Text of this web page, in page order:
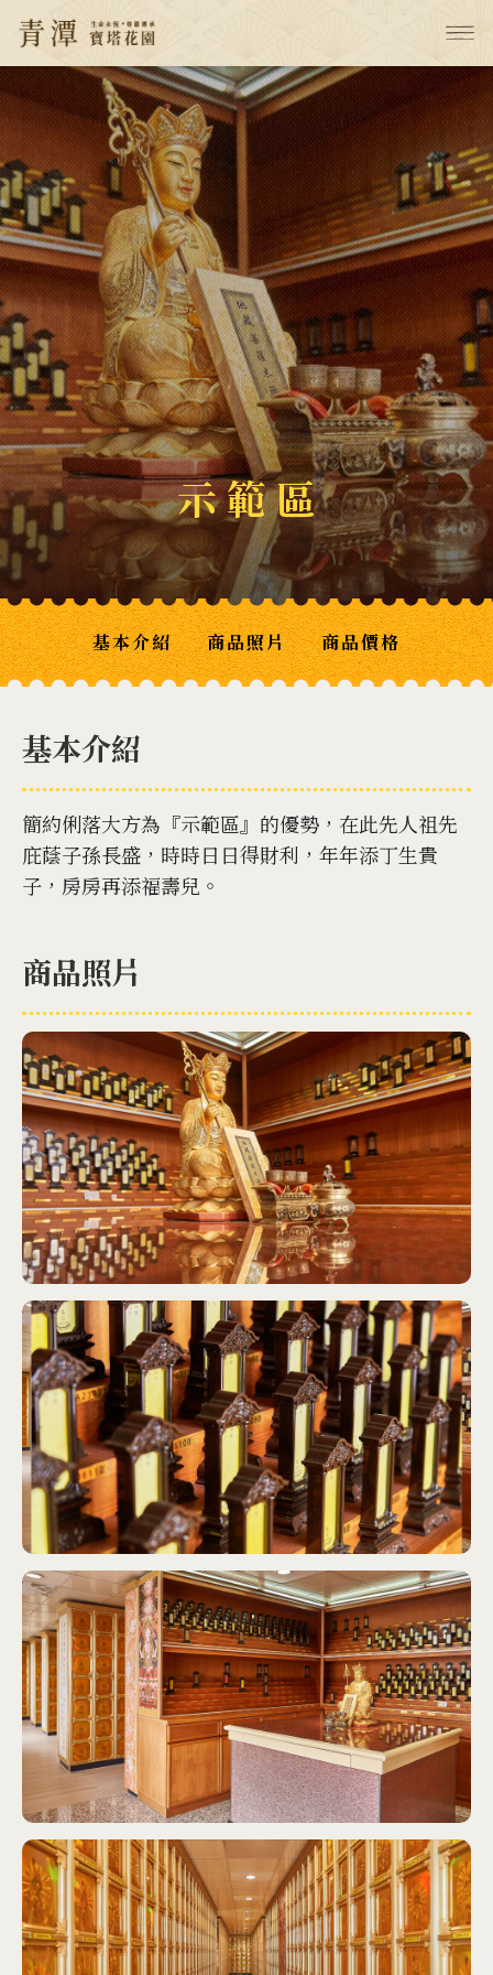
示 範 區
基本介紹 商品照片 商品價格
基本介紹
簡約俐落大方為『示範區』的優勢，在此先人祖先
庇蔭子孫長盛，時時日日得財利，年年添丁生貴
子，房房再添福壽兒。
商品照片